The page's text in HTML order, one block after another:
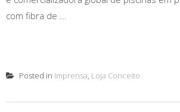
com fibra de ...
Posted in Imprensa, Loja Conceito